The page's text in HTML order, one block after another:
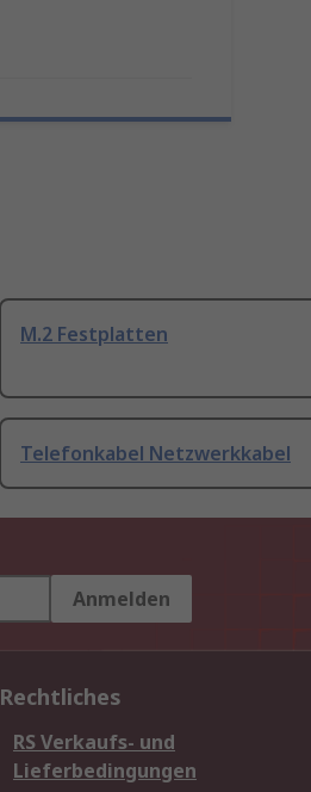
M.2 Festplatten
Telefonkabel Netzwerkkabel
Anmelden
Rechtliches
RS Verkaufs- und
Lieferbedingungen